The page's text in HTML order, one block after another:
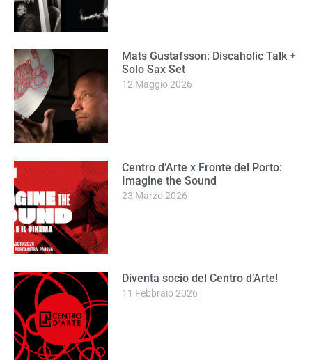
Mats Gustafsson: Discaholic Talk +
Solo Sax Set
12 Maggio 2026
Centro d’Arte x Fronte del Porto:
Imagine the Sound
23 Marzo 2026
Diventa socio del Centro d’Arte!
11 Febbraio 2026